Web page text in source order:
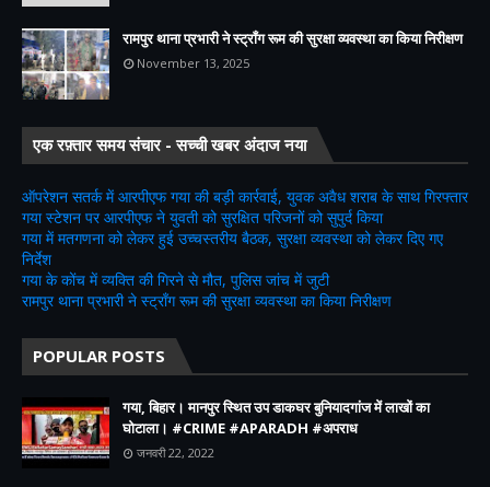
रामपुर थाना प्रभारी ने स्ट्रॉंग रूम की सुरक्षा व्यवस्था का किया निरीक्षण
November 13, 2025
एक रफ़्तार समय संचार - सच्ची खबर अंदाज नया
ऑपरेशन सतर्क में आरपीएफ गया की बड़ी कार्रवाई, युवक अवैध शराब के साथ गिरफ्तार
गया स्टेशन पर आरपीएफ ने युवती को सुरक्षित परिजनों को सुपुर्द किया
गया में मतगणना को लेकर हुई उच्चस्तरीय बैठक, सुरक्षा व्यवस्था को लेकर दिए गए
निर्देश
गया के कोंच में व्यक्ति की गिरने से मौत, पुलिस जांच में जुटी
रामपुर थाना प्रभारी ने स्ट्रॉंग रूम की सुरक्षा व्यवस्था का किया निरीक्षण
POPULAR POSTS
गया, बिहार। मानपुर स्थित उप डाकघर बुनियादगांज में लाखों का
घोटाला। #CRIME #APARADH #अपराध
जनवरी 22, 2022